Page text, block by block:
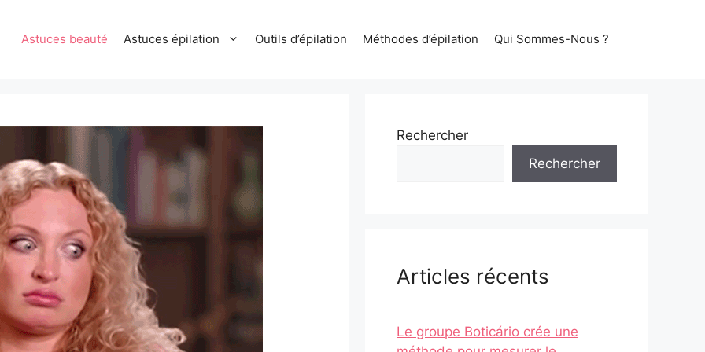
Astuces beauté Astuces épilation Outils d’épilation Méthodes d’épilation Qui Sommes-Nous ?
Rechercher
Rechercher
Articles récents
Le groupe Boticário crée une